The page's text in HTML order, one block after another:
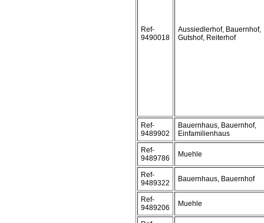
Ref-
9490018
Aussiedlerhof, Bauernhof,
Gutshof, Reiterhof
Ref-
9489902
Bauernhaus, Bauernhof,
Einfamilienhaus
Ref-
9489786
Muehle
Ref-
9489322
Bauernhaus, Bauernhof
Ref-
9489206
Muehle